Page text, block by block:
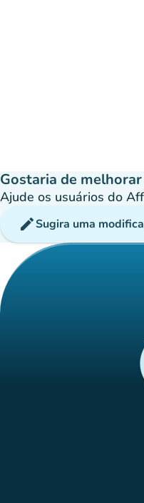
Gostaria de
Ajude os usuários do
editSugira uma